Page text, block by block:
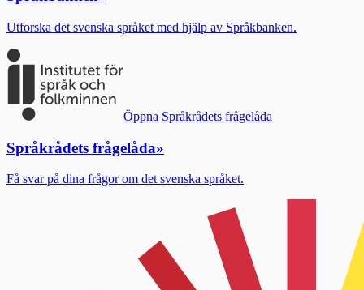
Utforska det svenska språket med hjälp av Språkbanken.
Öppna Språkrådets frågelåda
Språkrådets frågelåda»
Få svar på dina frågor om det svenska språket.